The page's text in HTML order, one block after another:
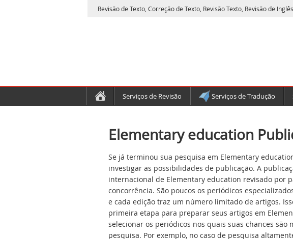
Revisão de Texto, Correção de Texto, Revisão Texto, Revisão de
Serviços de Revisão Serviços de Tradução
Elementary education
Se já terminou sua pesquisa em Elementary
investigar as possibilidades de publicação. A
internacional de Elementary education revisado por
concorrência. São poucos os periódicos
e cada edição traz um número limitado de artigos.
primeira etapa para preparar seus artigos em
selecionar os periódicos nos quais suas chances são
pesquisa. Por exemplo, no caso de pesquisa